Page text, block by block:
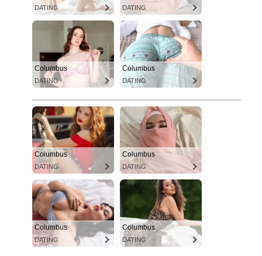
DATING DATING
Columbus
DATING
Columbus
DATING
Columbus
DATING
Columbus
DATING
Columbus
DATING
Columbus
DATING